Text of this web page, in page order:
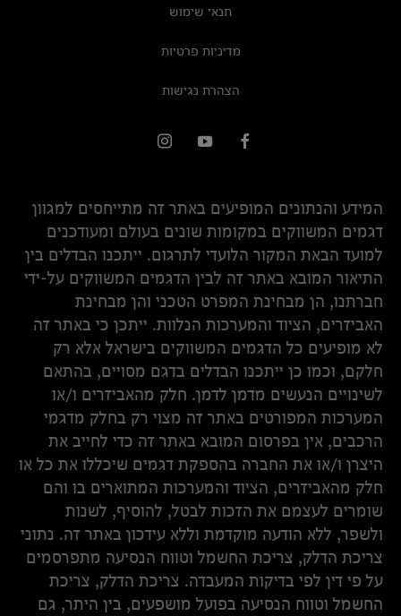
תנאי שימוש
מדיניות פרטיות
הצהרת נגישות
המידע והנתונים המופיעים באתר זה מתייחסים למגוון
דגמים המשווקים במקומות שונים בעולם ומעודכנים
למועד הבאת המקור הלועדי לתרגום. ייתכנו הבדלים בין
התיאור המובא באתר זה לבין הדגמים המשווקים על-ידי
חברתנו, הן מבחינת המפרט הטכני והן מבחינת
האביזרים, הציוד והמערכות הנלוות. ייתכן כי באתר זה
לא מופיעים כל הדגמים המשווקים בישראל אלא רק
חלקם, וכמו כן ייתכנו הבדלים בדגם מסויים, בהתאם
לשינויים הנעשים מדמן לדמן. חלק מהאביזרים ו/או
המערכות המפורטים באתר זה מצוי רק בחלק מדגמי
הרכבים, אין בפרסום המובא באתר זה כדי לחייב את
היצרן ו/או את החברה בהספקת דגמים שיכללו את כל או
חלק מהאביזרים, הציוד והמערכות המתוארים בו והם
שומרים לעצמם את הזכות לבטל, להוסיף, לשנות
ולשפר, ללא הודעה מוקדמת וללא עידכון באתר זה. נתוני
צריכת הדלק, צריכת החשמל וטווח הנסיעה מתפרסמים
על פי דין לפי בדיקות המעבדה. צריכת הדלק, צריכת
החשמל וטווח הנסיעה בפועל מושפעים, בין היתר, גם